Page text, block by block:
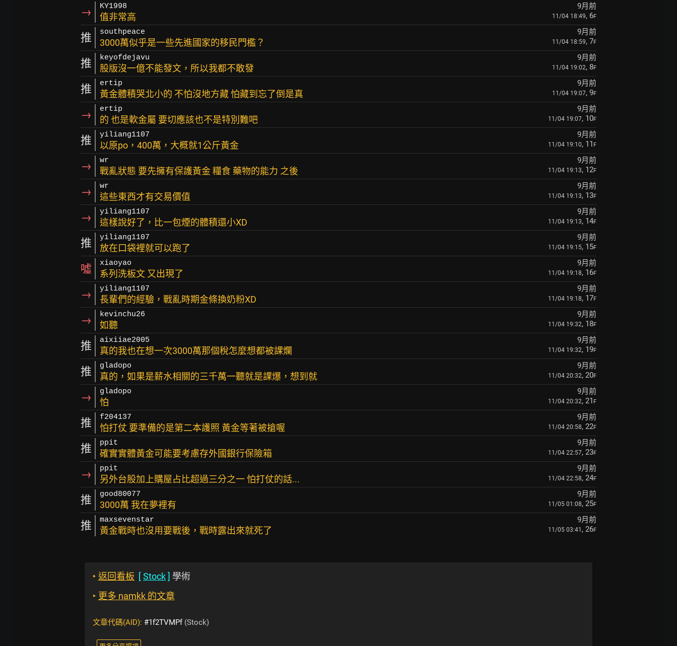
→ KY1998 9月前
值非常高 11/04 18:49, 6F
推 southpeace 9月前
3000萬似乎是一些先進國家的移民門檻？ 11/04 18:59, 7F
推 keyofdejavu 9月前
股版沒一億不能發文，所以我都不敢發 11/04 19:02, 8F
推 ertip 9月前
黃金體積哭北小的 不怕沒地方藏 怕藏到忘了倒是真 11/04 19:07, 9F
→ ertip 9月前
的 也是軟金屬 要切應該也不是特別難吧 11/04 19:07, 10F
推 yiliang1107 9月前
以原po，400萬，大概就1公斤黃金 11/04 19:10, 11 F
→ wr 9月前
戰亂狀態 要先擁有保護黃金 糧食 藥物的能力 之後 11/04 19:13, 12F
→ wr 9月前
這些東西才有交易價值 11/04 19:13, 13F
→ yiliang1107 9月前
這樣說好了，比一包煙的體積還小XD 11/04 19:13, 14F
推 yiliang1107 9月前
放在口袋裡就可以跑了 11/04 19:15, 15F
噓 xiaoyao 9月前
系列洗板文 又出現了 11/04 19:18, 16F
→ yiliang1107 9月前
長輩們的經驗，戰亂時期金條換奶粉XD 11/04 19:18, 17F
→ kevinchu26 9月前
如聽 11/04 19:32, 18F
推 aixiiae2005 9月前
真的我也在想一次3000萬那個稅怎麼想都被課爛 11/04 19:32, 19F
推 gladopo 9月前
真的，如果是薪水相關的三千萬一聽就是課爆，想到就 11/04 20:32, 20F
→ gladopo 9月前
怕 11/04 20:32, 21 F
推 f204137 9月前
怕打仗 要準備的是第二本護照 黃金等著被搶喔 11/04 20:58, 22F
推 ppit 9月前
確實實體黃金可能要考慮存外國銀行保險箱 11/04 22:57, 23F
→ ppit 9月前
另外台股加上購屋占比超過三分之一 怕打仗的話... 11/04 22:58, 24F
推 good80077 9月前
3000萬 我在夢裡有 11/05 01:08, 25F
推 maxsevenstar 9月前
黃金戰時也沒用要戰後，戰時露出來就死了 11/05 03:41 , 26F
‣ 返回看板 [Stock] 學術
‣ 更多 namkk 的文章
文章代碼(AID): #1f2TVMPf(Stock)